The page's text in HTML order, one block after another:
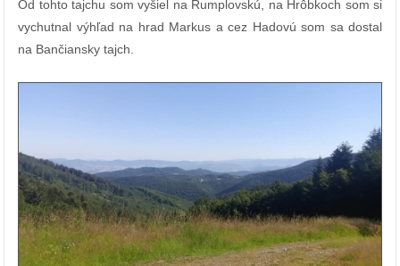
Od tohto tajchu som vyšiel na Rumplovskú, na Hrôbkoch som si
vychutnal výhľad na hrad Markus a cez Hadovú som sa dostal
na Bančiansky tajch.